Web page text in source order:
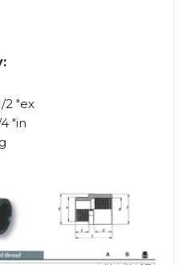
"ex
"in